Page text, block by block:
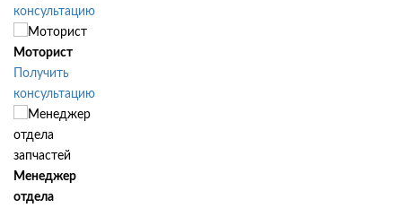
консультацию
Моторист
Получить
консультацию
Менеджер
отдела